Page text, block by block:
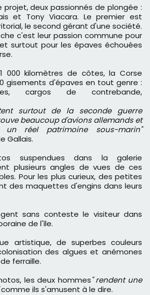
projet, deux passionnés de plongée :
et Tony Viacara. Le premier est
le second gérant d'une société.
c'est leur passion commune pour
surtout pour les épaves échouées
000 kilomètres de côtes, la Corse
gisements d'épaves en tout genre :
cargos de contrebande,
surtout de la seconde guerre
beaucoup d'avions allemands et
un réel patrimoine sous-marin"
Gallais.
suspendues dans la galerie
plusieurs angles de vues de ces
Pour les plus curieux, des petites
des maquettes d'engins dans leurs
sans conteste le visiteur dans
de l'île.
artistique, de superbes couleurs
des algues et anémones
ferraille.
les deux hommes" rendent une
comme ils s'amusent à le dire.